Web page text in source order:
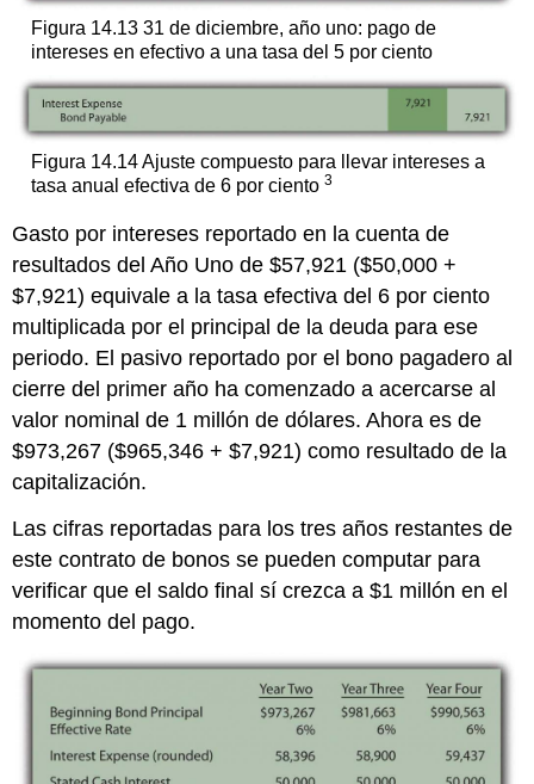
Figura 14.13 31 de diciembre, año uno: pago de
intereses en efectivo a una tasa del 5 por ciento
Figura 14.14 Ajuste compuesto para llevar intereses a
tasa anual efectiva de 6 por ciento 3
Gasto por intereses reportado en la cuenta de
resultados del Año Uno de $57,921 ($50,000 +
$7,921) equivale a la tasa efectiva del 6 por ciento
multiplicada por el principal de la deuda para ese
periodo. El pasivo reportado por el bono pagadero al
cierre del primer año ha comenzado a acercarse al
valor nominal de 1 millón de dólares. Ahora es de
$973,267 ($965,346 + $7,921) como resultado de la
capitalización.
Las cifras reportadas para los tres años restantes de
este contrato de bonos se pueden computar para
verificar que el saldo final sí crezca a $1 millón en el
momento del pago.